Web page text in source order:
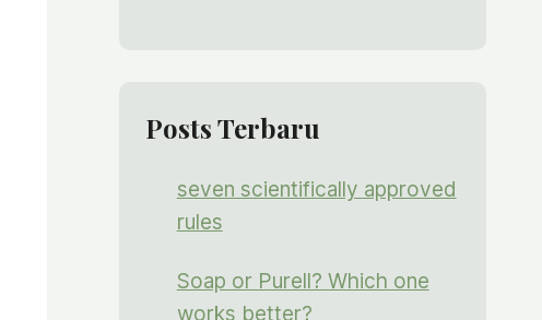
Posts Terbaru
seven scientifically approved
rules
Soap or Purell? Which one
works better?